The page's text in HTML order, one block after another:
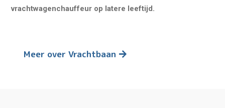
vrachtwagenchauffeur op latere leeftijd.
Meer over Vrachtbaan